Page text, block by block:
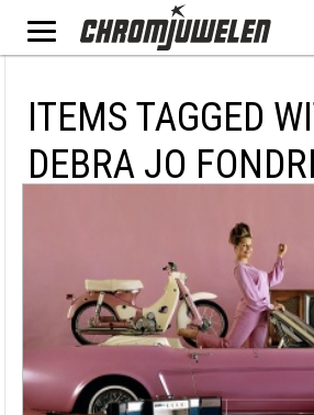
ITEMS TAGGED
DEBRA JO